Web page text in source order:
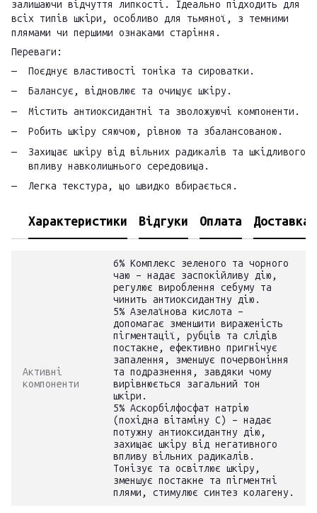
залишаючи відчуття липкості. Ідеально підходить для
всіх типів шкіри, особливо для тьмяної, з темними
плямами чи першими ознаками старіння.
Переваги:
Поєднує властивості тоніка та сироватки.
Балансує, відновлює та очищує шкіру.
Містить антиоксидантні та зволожуючі компоненти.
Робить шкіру сяючою, рівною та збалансованою.
Захищає шкіру від вільних радикалів та шкідливого
впливу навколишнього середовища.
Легка текстура, що швидко вбирається.
Характеристики Відгуки Оплата Доставка
Активні
компоненти
6% Комплекс зеленого та чорного
чаю – надає заспокійливу дію,
регулює вироблення себуму та
чинить антиоксидантну дію.
5% Азелаїнова кислота –
допомагає зменшити вираженість
пігментації, рубців та слідів
постакне, ефективно пригнічує
запалення, зменшує почервоніння
та подразнення, завдяки чому
вирівнюється загальний тон
шкіри.
5% Аскорбілфосфат натрію
(похідна вітаміну С) – надає
потужну антиоксидантну дію,
захищає шкіру від негативного
впливу вільних радикалів.
Тонізує та освітлює шкіру,
зменшує постакне та пігментні
плями, стимулює синтез колагену.